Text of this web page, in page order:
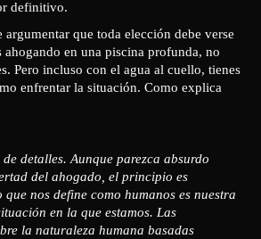
definitivo.
argumentar que toda elección debe verse
ahogando en una piscina profunda, no
Pero incluso con el agua al cuello, tienes
enfrentar la situación. Como explica
detalles. Aunque parezca absurdo
del ahogado, el principio es
nos define como humanos es nuestra
en la que estamos. Las
la naturaleza humana basadas